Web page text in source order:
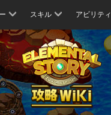
スキル アビリティ